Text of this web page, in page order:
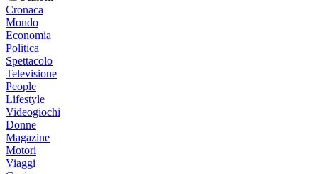
Cronaca
Mondo
Economia
Politica
Spettacolo
Televisione
People
Lifestyle
Videogiochi
Donne
Magazine
Motori
Viaggi